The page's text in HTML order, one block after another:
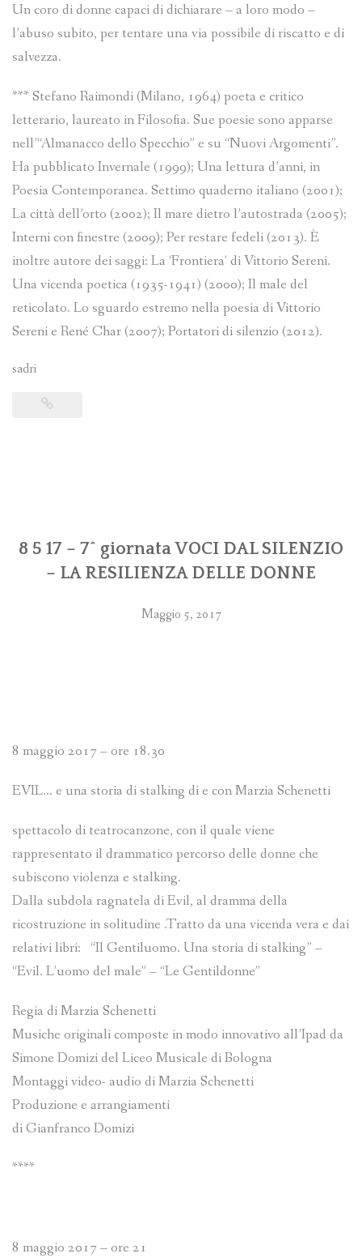
Un coro di donne capaci di dichiarare – a loro modo –
l’abuso subito, per tentare una via possibile di riscatto e di
salvezza.
*** Stefano Raimondi (Milano, 1964) poeta e critico
letterario, laureato in Filosofia. Sue poesie sono apparse
nell’“Almanacco dello Specchio” e su “Nuovi Argomenti”.
Ha pubblicato Invernale (1999); Una lettura d’anni, in
Poesia Contemporanea. Settimo quaderno italiano (2001);
La città dell’orto (2002); Il mare dietro l’autostrada (2005);
Interni con finestre (2009); Per restare fedeli (2013). È
inoltre autore dei saggi: La ‘Frontiera’ di Vittorio Sereni.
Una vicenda poetica (1935-1941) (2000); Il male del
reticolato. Lo sguardo estremo nella poesia di Vittorio
Sereni e René Char (2007); Portatori di silenzio (2012).
sadri
8 5 17 – 7^ giornata VOCI DAL SILENZIO
– LA RESILIENZA DELLE DONNE
Maggio 5, 2017
8 maggio 2017 – ore 18.30
EVIL… e una storia di stalking di e con Marzia Schenetti
spettacolo di teatrocanzone, con il quale viene
rappresentato il drammatico percorso delle donne che
subiscono violenza e stalking.
Dalla subdola ragnatela di Evil, al dramma della
ricostruzione in solitudine .Tratto da una vicenda vera e dai
relativi libri: “Il Gentiluomo. Una storia di stalking” –
“Evil. L’uomo del male” – “Le Gentildonne”
Regia di Marzia Schenetti
Musiche originali composte in modo innovativo all’Ipad da
Simone Domizi del Liceo Musicale di Bologna
Montaggi video- audio di Marzia Schenetti
Produzione e arrangiamenti
di Gianfranco Domizi
****
8 maggio 2017 – ore 21